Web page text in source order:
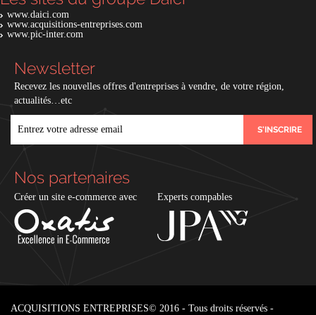
www.daici.com
www.acquisitions-entreprises.com
www.pic-inter.com
Newsletter
Recevez les nouvelles offres d'entreprises à vendre, de votre région,
actualités…etc
Nos partenaires
Créer un site e-commerce avec Experts compables
ACQUISITIONS ENTREPRISES© 2016 - Tous droits réservés -